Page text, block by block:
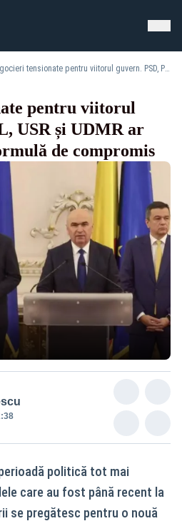
Negocieri tensionate pentru viitorul guvern. PSD, PNL, USR și UDMR ar putea discuta o formulă de compromis
pentru viitorul
USR și UDMR ar
de compromis
politică tot mai
care au fost până recent la
se pregătesc pentru o nouă